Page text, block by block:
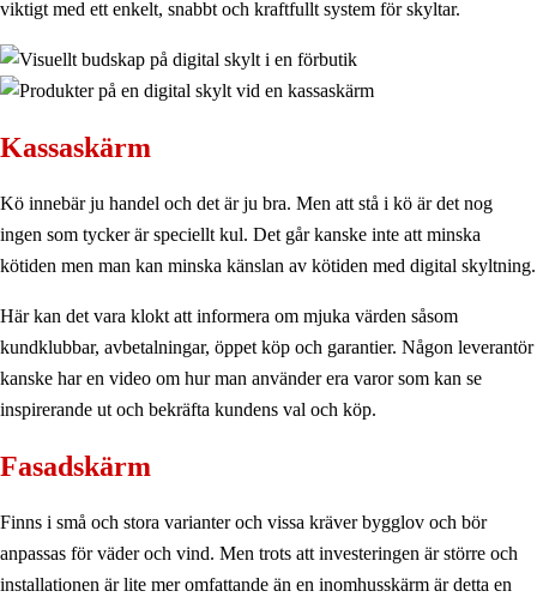
viktigt med ett enkelt, snabbt och kraftfullt system för skyltar.
Kassaskärm
Kö innebär ju handel och det är ju bra. Men att stå i kö är det nog
ingen som tycker är speciellt kul. Det går kanske inte att minska
kötiden men man kan minska känslan av kötiden med digital skyltning.
Här kan det vara klokt att informera om mjuka värden såsom
kundklubbar, avbetalningar, öppet köp och garantier. Någon leverantör
kanske har en video om hur man använder era varor som kan se
inspirerande ut och bekräfta kundens val och köp.
Fasadskärm
Finns i små och stora varianter och vissa kräver bygglov och bör
anpassas för väder och vind. Men trots att investeringen är större och
installationen är lite mer omfattande än en inomhusskärm är detta en